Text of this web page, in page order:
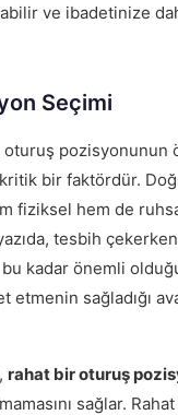
ve ibadetinize
Seçimi
pozisyonunun
bir faktördür.
fiziksel hem de
tesbih
kadar önemli
etmenin sağladığı
rahat bir oturuş
sağlar.